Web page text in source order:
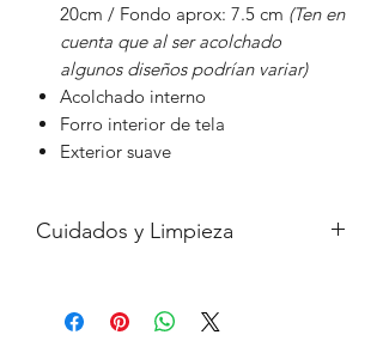
20cm / Fondo aprox: 7.5 cm (Ten en
cuenta que al ser acolchado
algunos diseños podrían variar)
Acolchado interno
Forro interior de tela
Exterior suave
Cuidados y Limpieza
- Planchar al reverso, no sobre la tela
con diseño.